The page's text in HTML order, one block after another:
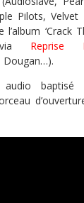
Pilots,
‘Crack
via Reprise
Dougan…).
baptisé